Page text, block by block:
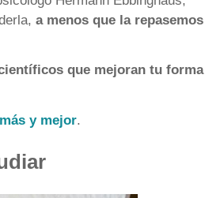
a menos que la repasemos
que mejoran tu forma
y mejor.